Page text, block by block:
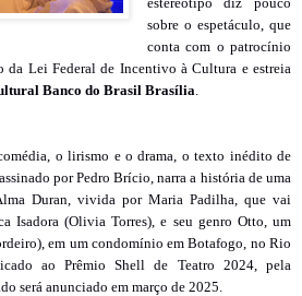
sobre o espetáculo, que
conta com o patrocínio
Lei Federal de Incentivo à Cultura e estreia
Banco do Brasil Brasília
o lirismo e o drama, o texto inédito de
por Pedro Brício, narra a história de uma
Duran, vivida por Maria Padilha, que vai
Isadora (Olivia Torres), e seu genro Otto, um
em um condomínio em Botafogo, no Rio
ao Prêmio Shell de Teatro 2024, pela
será anunciado em março de 2025.